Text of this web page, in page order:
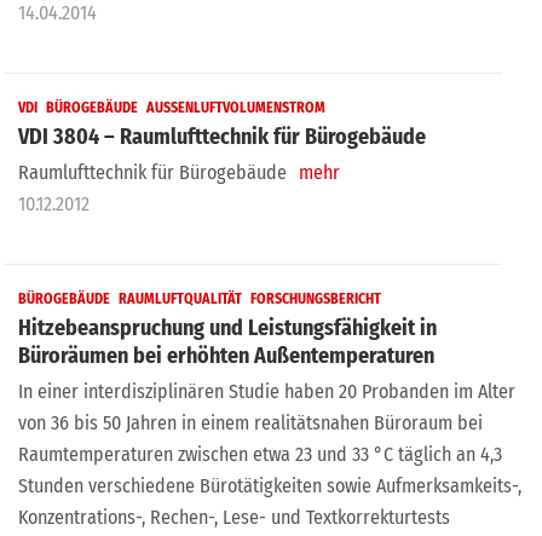
14.04.2014
VDI BÜROGEBÄUDE AUSSENLUFTVOLUMENSTROM
VDI 3804 – Raumlufttechnik für Bürogebäude
Raumlufttechnik für Bürogebäude mehr
10.12.2012
BÜROGEBÄUDE RAUMLUFTQUALITÄT FORSCHUNGSBERICHT
Hitzebeanspruchung und Leistungsfähigkeit in
Büroräumen bei erhöhten Außentemperaturen
In einer interdisziplinären Studie haben 20 Probanden im Alter
von 36 bis 50 Jahren in einem realitätsnahen Büroraum bei
Raumtemperaturen zwischen etwa 23 und 33 °C täglich an 4,3
Stunden verschiedene Bürotätigkeiten sowie Aufmerksamkeits-,
Konzentrations-, Rechen-, Lese- und Textkorrekturtests